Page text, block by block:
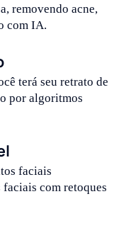
removendo acne,
com IA.
terá seu retrato de
por algoritmos
faciais
com retoques